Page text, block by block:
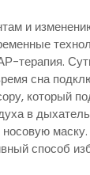
и
терапия.
сна
который
в
способ